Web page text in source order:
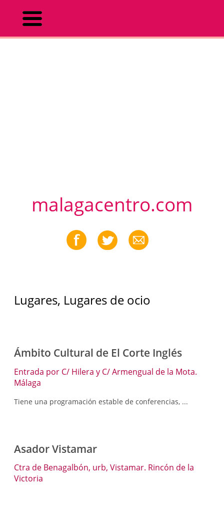
malagacentro.com
Lugares, Lugares de ocio
Ámbito Cultural de El Corte Inglés
Entrada por C/ Hilera y C/ Armengual de la Mota.
Málaga
Tiene una programación estable de conferencias, ...
Asador Vistamar
Ctra de Benagalbón, urb, Vistamar. Rincón de la
Victoria